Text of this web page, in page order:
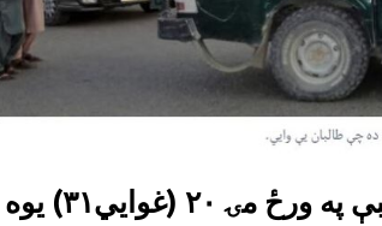
په کندهار کې طالب مقامات وايي چې د دوشنبې په ورځ مۍ ۲۰ (غوايي۳۱) یوه